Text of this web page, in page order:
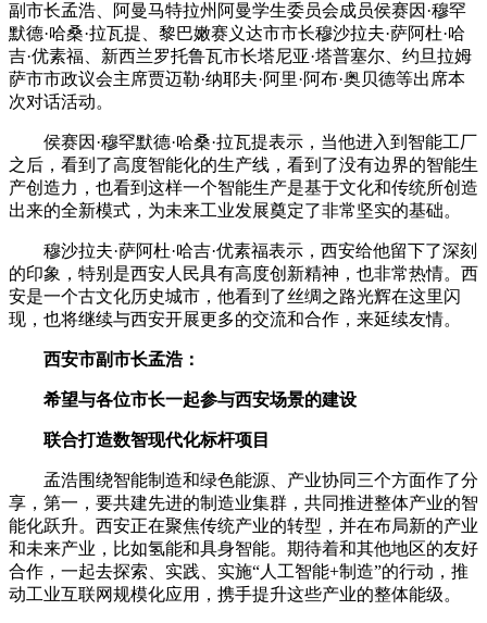
副市长孟浩、阿曼马特拉州阿曼学生委员会成员侯赛因·穆罕
默德·哈桑·拉瓦提、黎巴嫩赛义达市市长穆沙拉夫·萨阿杜·哈
吉·优素福、新西兰罗托鲁瓦市长塔尼亚·塔普塞尔、约旦拉姆
萨市市政议会主席贾迈勒·纳耶夫·阿里·阿布·奥贝德等出席本
次对话活动。
侯赛因·穆罕默德·哈桑·拉瓦提表示，当他进入到智能工厂
之后，看到了高度智能化的生产线，看到了没有边界的智能生
产创造力，也看到这样一个智能生产是基于文化和传统所创造
出来的全新模式，为未来工业发展奠定了非常坚实的基础。
穆沙拉夫·萨阿杜·哈吉·优素福表示，西安给他留下了深刻
的印象，特别是西安人民具有高度创新精神，也非常热情。西
安是一个古文化历史城市，他看到了丝绸之路光辉在这里闪
现，也将继续与西安开展更多的交流和合作，来延续友情。
西安市副市长孟浩：
希望与各位市长一起参与西安场景的建设
联合打造数智现代化标杆项目
孟浩围绕智能制造和绿色能源、产业协同三个方面作了分
享，第一，要共建先进的制造业集群，共同推进整体产业的智
能化跃升。西安正在聚焦传统产业的转型，并在布局新的产业
和未来产业，比如氢能和具身智能。期待着和其他地区的友好
合作，一起去探索、实践、实施“人工智能+制造”的行动，推
动工业互联网规模化应用，携手提升这些产业的整体能级。